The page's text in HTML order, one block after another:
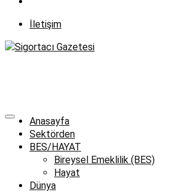
İletişim
Anasayfa
Sektörden
BES/HAYAT
Bireysel Emeklilik (BES)
Hayat
Dünya